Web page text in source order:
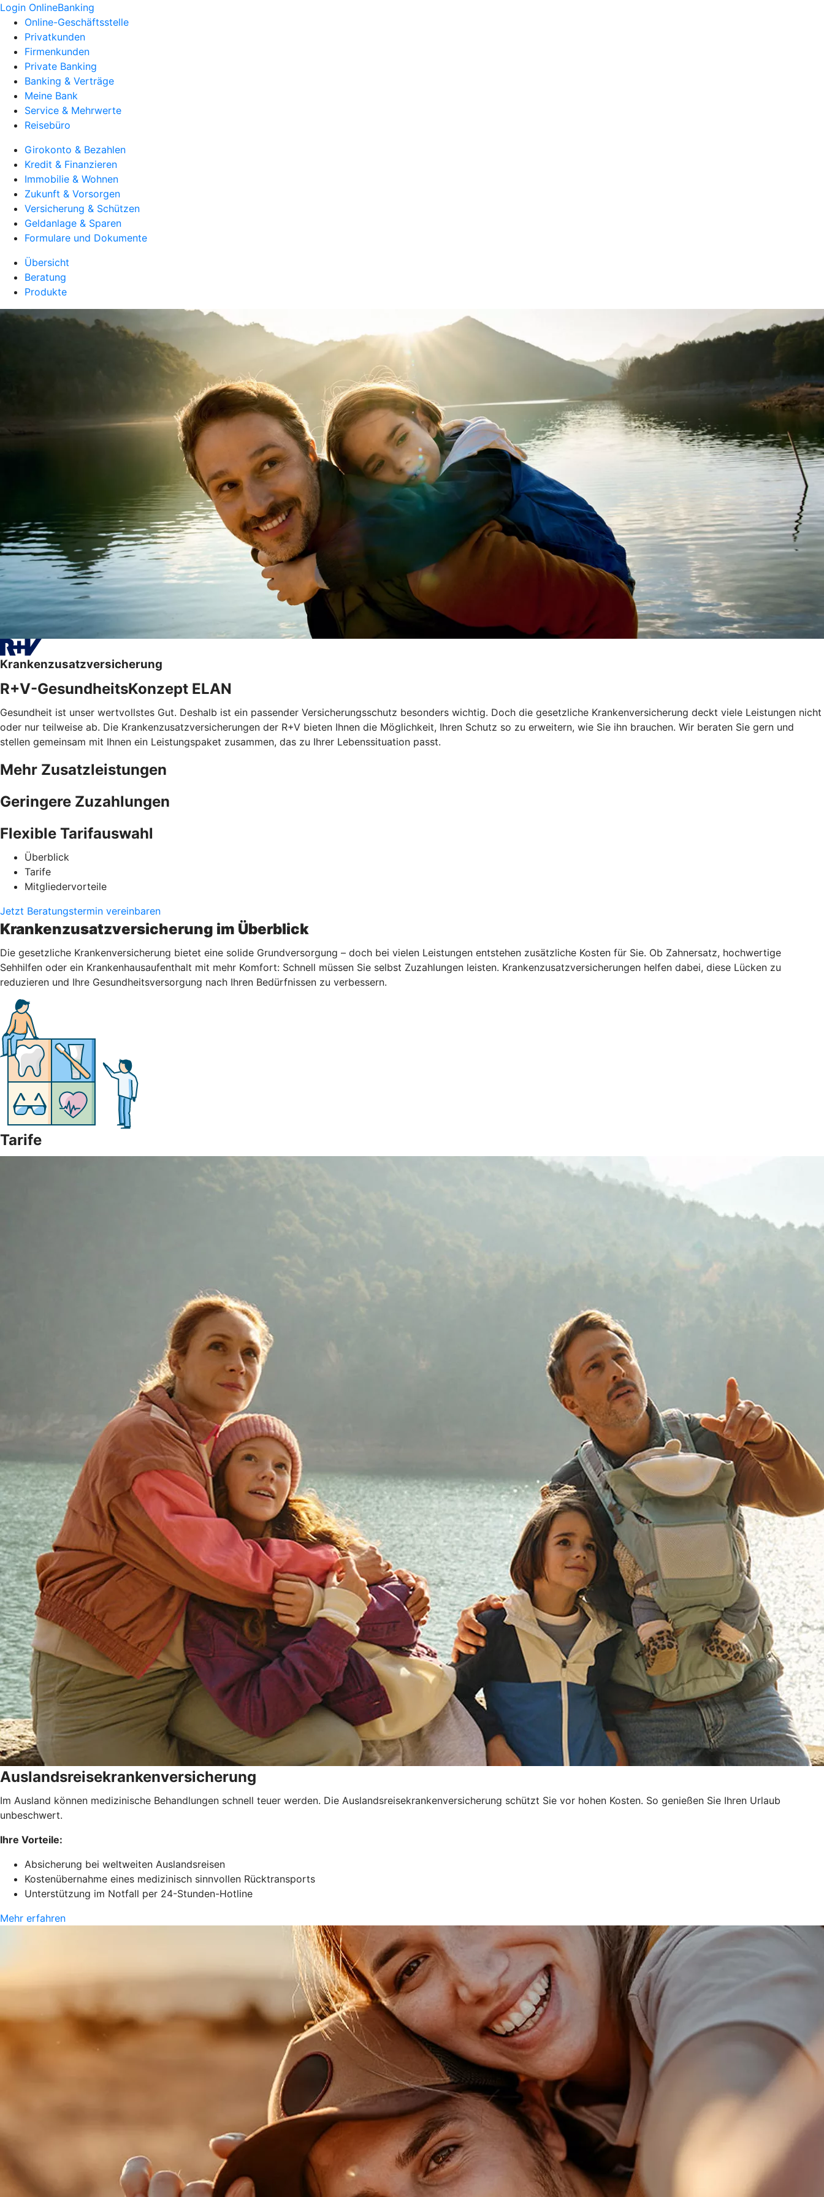
Login OnlineBanking
Online-Geschäftsstelle
Privatkunden
Firmenkunden
Private Banking
Banking & Verträge
Meine Bank
Service & Mehrwerte
Reisebüro
Girokonto & Bezahlen
Kredit & Finanzieren
Immobilie & Wohnen
Zukunft & Vorsorgen
Versicherung & Schützen
Geldanlage & Sparen
Formulare und Dokumente
Übersicht
Beratung
Produkte
Krankenzusatzversicherung
R+V-GesundheitsKonzept ELAN
Gesundheit ist unser wertvollstes Gut. Deshalb ist ein passender Versicherungsschutz besonders wichtig. Doch die gesetzliche Krankenversicherung deckt viele Leistungen nicht
oder nur teilweise ab. Die Krankenzusatzversicherungen der R+V bieten Ihnen die Möglichkeit, Ihren Schutz so zu erweitern, wie Sie ihn brauchen. Wir beraten Sie gern und
stellen gemeinsam mit Ihnen ein Leistungspaket zusammen, das zu Ihrer Lebenssituation passt.
Mehr Zusatzleistungen
Geringere Zuzahlungen
Flexible Tarifauswahl
Überblick
Tarife
Mitgliedervorteile
Jetzt Beratungstermin vereinbaren
Krankenzusatzversicherung im Überblick
Die gesetzliche Krankenversicherung bietet eine solide Grundversorgung – doch bei vielen Leistungen entstehen zusätzliche Kosten für Sie. Ob Zahnersatz, hochwertige
Sehhilfen oder ein Krankenhausaufenthalt mit mehr Komfort: Schnell müssen Sie selbst Zuzahlungen leisten. Krankenzusatzversicherungen helfen dabei, diese Lücken zu
reduzieren und Ihre Gesundheitsversorgung nach Ihren Bedürfnissen zu verbessern.
Tarife
Auslandsreisekrankenversicherung
Im Ausland können medizinische Behandlungen schnell teuer werden. Die Auslandsreisekrankenversicherung schützt Sie vor hohen Kosten. So genießen Sie Ihren Urlaub
unbeschwert.
Ihre Vorteile:
Absicherung bei weltweiten Auslandsreisen
Kostenübernahme eines medizinisch sinnvollen Rücktransports
Unterstützung im Notfall per 24-Stunden-Hotline
Mehr erfahren